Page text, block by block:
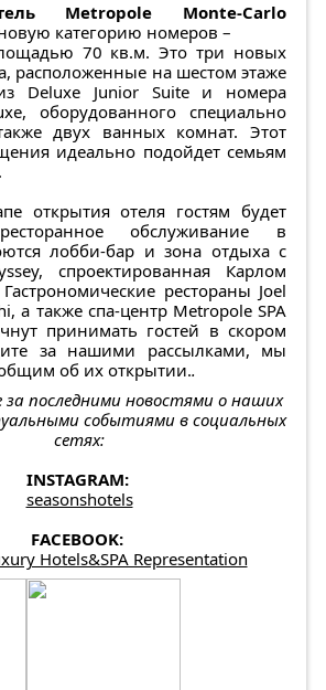
Metropole Monte-Carlo
категорию номеров –
70 кв.м. Это три новых
расположенные на шестом этаже
Deluxe Junior Suite и номера
оборудованного специально
двух ванных комнат. Этот
идеально подойдет семьям
открытия отеля гостям будет
обслуживание в
лобби-бар и зона отдыха с
спроектированная Карлом
рестораны Joel
а также спа-центр Metropole SPA
принимать гостей в скором
за нашими рассылками, мы
об их открытии..
за последними новостями о наших
событиями в социальных
сетях:
INSTAGRAM:
seasonshotels
FACEBOOK:
Hotels&SPA Representation